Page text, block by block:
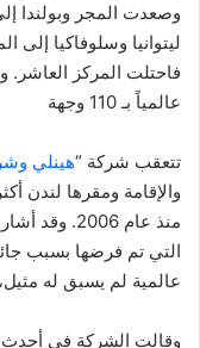
وصعدت المجر وبولندا
ليتوانيا وسلوفاكيا إلى
عالمياً بـ 110 وجهة
تتعقب شركة “هينلي
والإقامة ومقرها لندن
منذ عام
عالمية لم يسبق له
وقالت الشركة في أحدث